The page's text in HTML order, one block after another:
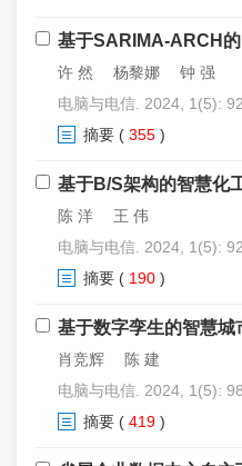
基于SARIMA-ARCH
许 然 杨黎娜 钟 强
电脑与电信. 2024, 1(5): 92.
摘要 ( 355 )
基于B/S架构的智慧化
陈 洋 王 伟
电脑与电信. 2024, 1(5): 92.
摘要 ( 190 )
基于数字孪生的智慧
肖竞辉 陈 建
电脑与电信. 2024, 1(5): 98.
摘要 ( 419 )